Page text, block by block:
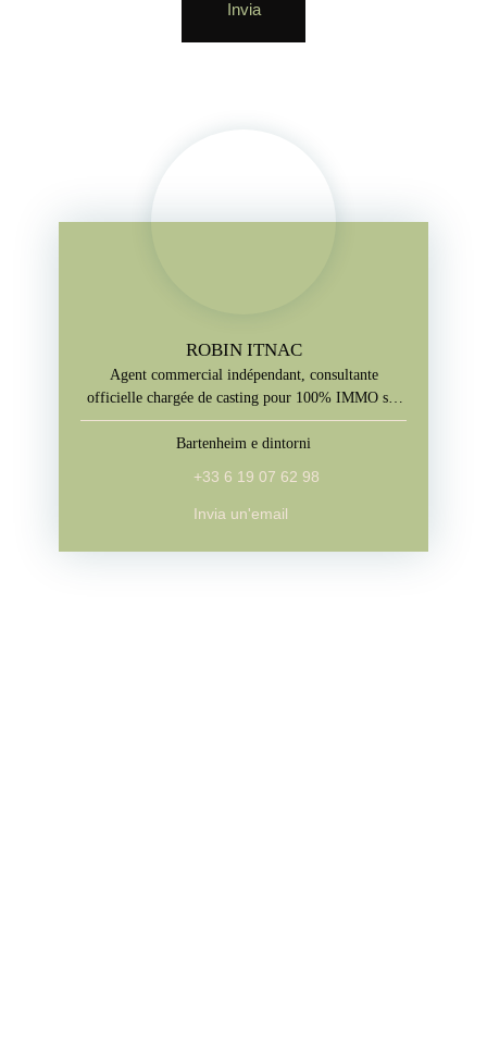
Invia
ROBIN ITNAC
Agent commercial indépendant, consultante
officielle chargée de casting pour 100% IMMO sur
M6
Bartenheim e dintorni
+33 6 19 07 62 98
Invia un'email